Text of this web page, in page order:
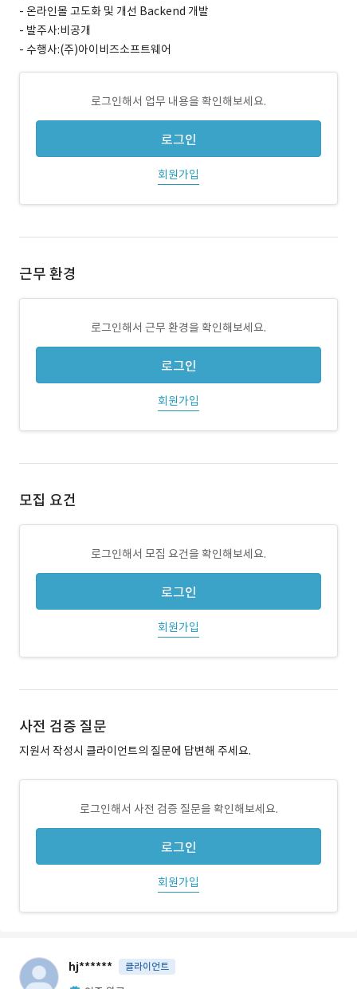
- 온라인몰 고도화 및 개선 Backend 개발
- 발주사:비공개
- 수행사:(주)아이비즈소프트웨어
로그인해서 업무 내용을 확인해보세요.
로그인
회원가입
근무 환경
로그인해서 근무 환경을 확인해보세요.
로그인
회원가입
모집 요건
로그인해서 모집 요건을 확인해보세요.
로그인
회원가입
사전 검증 질문
지원서 작성시 클라이언트의 질문에 답변해 주세요.
로그인해서 사전 검증 질문을 확인해보세요.
로그인
회원가입
hj****** 클라이언트